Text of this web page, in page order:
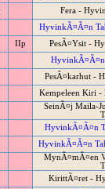
Fera -
HyvinkÃ¤Ã¤n
IIp
PesÃ¤Ysit -
HyvinkÃ¤Ã¤n
PesÃ¤karhut -
Kempeleen Kiri
SeinÃ¤j Maila-
HyvinkÃ¤Ã¤n
HyvinkÃ¤Ã¤n
MynÃ¤mÃ¤en
KirittÃ¤ret -